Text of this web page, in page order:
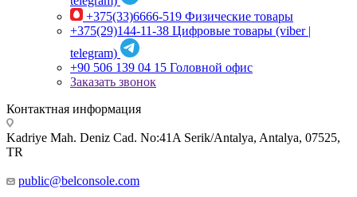
+375(33)6666-519 Физические товары
+375(29)144-11-38 Цифровые товары (viber |
telegram)
+90 506 139 04 15 Головной офис
Заказать звонок
Контактная информация
Kadriye Mah. Deniz Cad. No:41A Serik/Antalya, Antalya, 07525,
TR
public@belconsole.com